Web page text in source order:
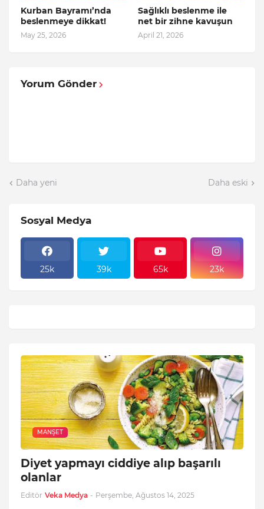
Kurban Bayramı’nda
beslenmeye dikkat!
May 25, 2026
Sağlıklı beslenme ile
net bir zihne kavuşun
April 21, 2026
Yorum Gönder
Daha yeni Daha eski
Sosyal Medya
25k 39k 65k 23k
MANŞET
Diyet yapmayı ciddiye alıp başarılı
olanlar
Editör Veka Medya - Perşembe, Ağustos 14, 2025